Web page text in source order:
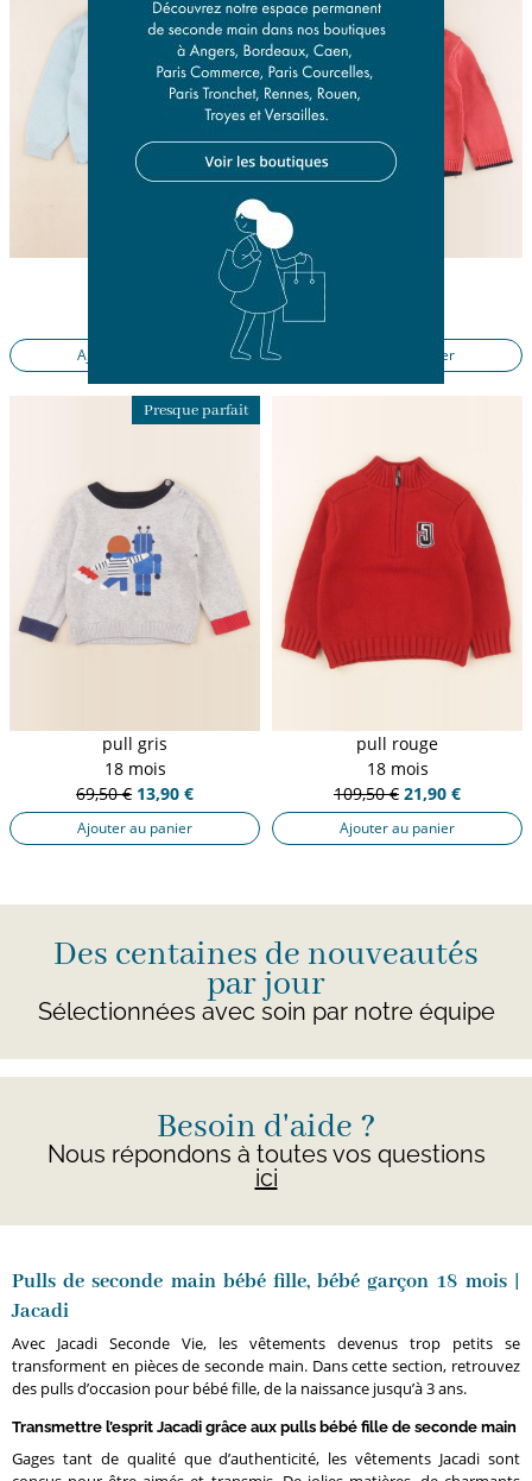
Ajouter au panier Ajouter au panier
Presque parfait
pull gris
18 mois
69,50 € 13,90 €
Ajouter au panier
pull rouge
18 mois
109,50 € 21,90 €
Ajouter au panier
Des centaines de nouveautés
par jour
Sélectionnées avec soin par notre équipe
Besoin d'aide ?
Nous répondons à toutes vos questions
ici
Pulls de seconde main bébé fille, bébé garçon 18 mois |
Jacadi
Avec Jacadi Seconde Vie, les vêtements devenus trop petits se
transforment en pièces de seconde main. Dans cette section, retrouvez
des pulls d’occasion pour bébé fille, de la naissance jusqu’à 3 ans.
Transmettre l’esprit Jacadi grâce aux pulls bébé fille de seconde main
Gages tant de qualité que d’authenticité, les vêtements Jacadi sont